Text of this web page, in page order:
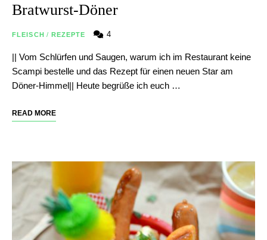
Bratwurst-Döner
FLEISCH / REZEPTE 4
|| Vom Schlürfen und Saugen, warum ich im Restaurant keine
Scampi bestelle und das Rezept für einen neuen Star am
Döner-Himmel|| Heute begrüße ich euch …
READ MORE